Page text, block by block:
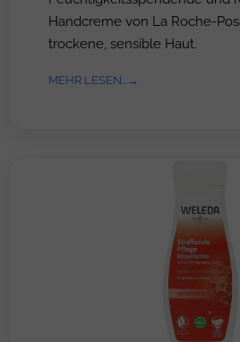
Handcreme von La Roche-
trockene, sensible Haut.
MEHR LESEN...